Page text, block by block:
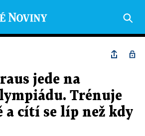
jede na
Trénuje
a cítí se líp než kdy